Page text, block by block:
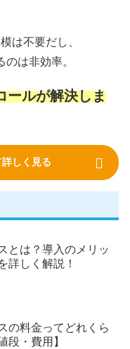
は不要だし、
は非効率。
ールが解決しま
しく見る
とは？導入のメリッ
詳しく解説！
の料金ってどれくら
段・費用】